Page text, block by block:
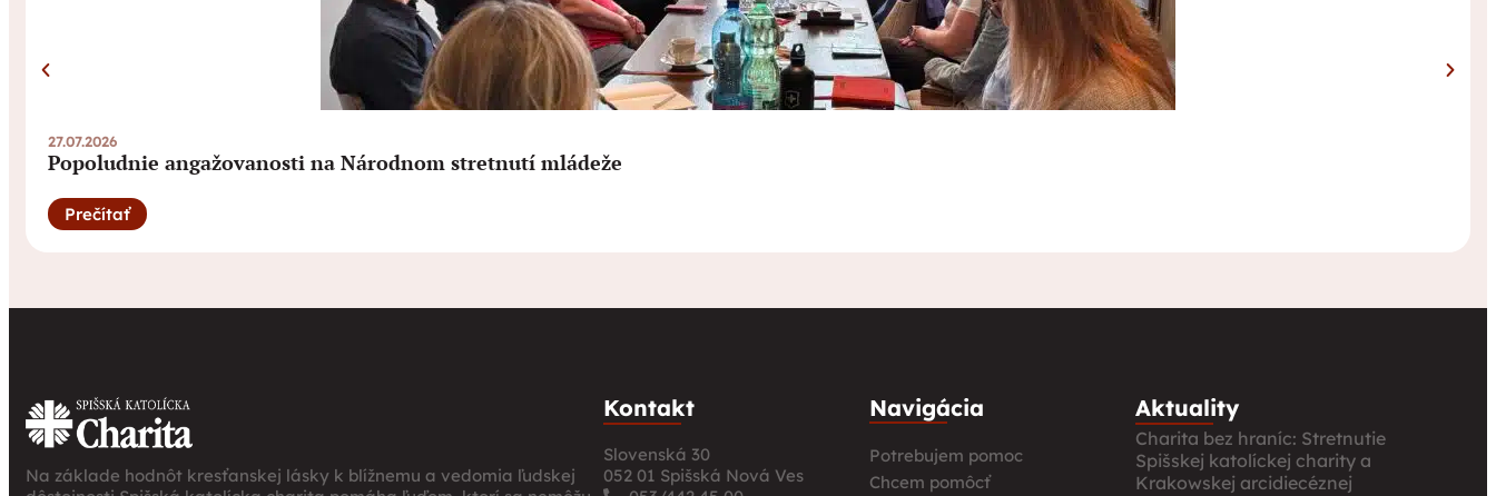
27.07.2026
Popoludnie angažovanosti na Národnom stretnutí mládeže
Prečítať
Na základe hodnôt kresťanskej lásky k blížnemu a vedomia ľudskej
Kontakt
Slovenská 30
052 01 Spišská Nová Ves
Navigácia
Potrebujem pomoc
Chcem pomôcť
Aktuality
Charita bez hraníc: Stretnutie
Spišskej katolíckej charity a
Krakowskej arcidiecéznej